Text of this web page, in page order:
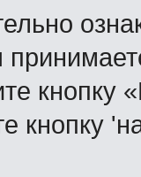
кнопку
кнопку